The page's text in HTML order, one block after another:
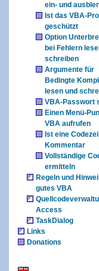
ein- und
Ist das VBA-
geschützt
Option
bei Fehlern
schreiben
Argumente für
Bedingte
lesen und
VBA-Passwort
Einen Menü-
VBA aufrufen
Ist eine
Kommentar
Vollständige
ermitteln
Regeln und
gutes VBA
Access
TaskDialog
Links
Donations